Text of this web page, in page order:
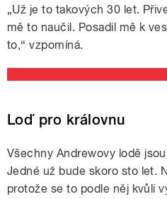
„Už je to takových 30 let.
mě to naučil. Posadil mě k
to,“ vzpomíná.
Loď pro královnu
Všechny Andrewovy lodě
Jedné už bude skoro sto let.
protože se to podle něj kvůli